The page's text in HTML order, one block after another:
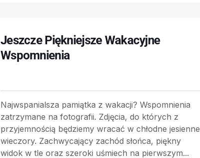
Jeszcze Piękniejsze Wakacyjne
Wspomnienia
Najwspanialsza pamiątka z wakacji? Wspomnienia
zatrzymane na fotografii. Zdjęcia, do których z
przyjemnością będziemy wracać w chłodne jesienne
wieczory. Zachwycający zachód słońca, piękny
widok w tle oraz szeroki uśmiech na pierwszym...